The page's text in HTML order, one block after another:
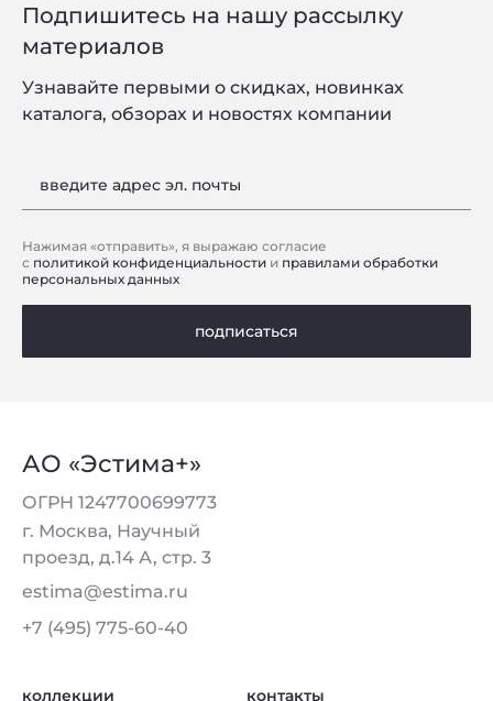
Подпишитесь на нашу рассылку
материалов
Узнавайте первыми о скидках, новинках
каталога, обзорах и новостях компании
введите адрес эл. почты
Нажимая «отправить», я выражаю согласие
с политикой конфиденциальности и правилами обработки
персональных данных
подписаться
АО «Эстима+»
ОГРН 1247700699773
г. Москва, Научный
проезд, д.14 А, стр. 3
estima@estima.ru
+7 (495) 775-60-40
коллекции контакты